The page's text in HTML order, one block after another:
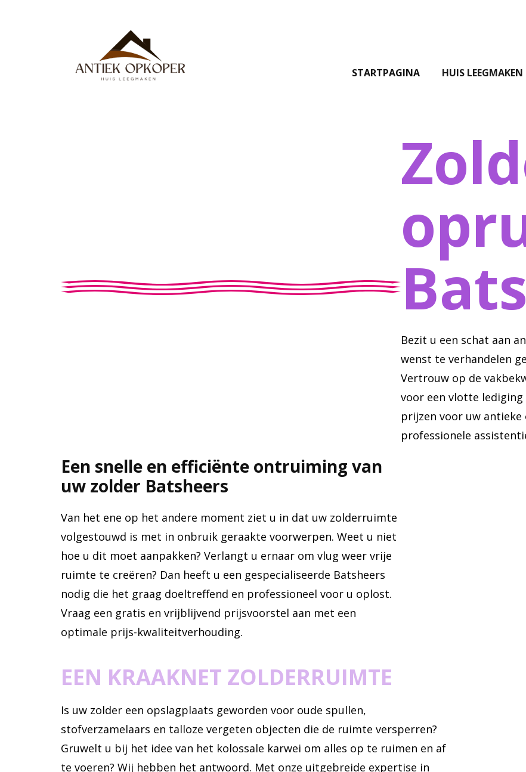
STARTPAGINA HUIS LEEGMAKEN
Bezit u een schat aan
wenst te verhandelen
Vertrouw op de
voor een vlotte
prijzen voor uw
professionele
Een snelle en efficiënte ontruiming van
uw zolder Batsheers
Van het ene op het andere moment ziet u in dat uw zolderruimte
volgestouwd is met in onbruik geraakte voorwerpen. Weet u niet
hoe u dit moet aanpakken? Verlangt u ernaar om vlug weer vrije
ruimte te creëren? Dan heeft u een gespecialiseerde Batsheers
nodig die het graag doeltreffend en professioneel voor u oplost.
Vraag een gratis en vrijblijvend prijsvoorstel aan met een
optimale prijs-kwaliteitverhouding.
EEN KRAAKNET ZOLDERRUIMTE
Is uw zolder een opslagplaats geworden voor oude spullen,
stofverzamelaars en talloze vergeten objecten die de ruimte versperren?
Gruwelt u bij het idee van het kolossale karwei om alles op te ruimen en af
te voeren? Wij hebben het antwoord. Met onze uitgebreide expertise in